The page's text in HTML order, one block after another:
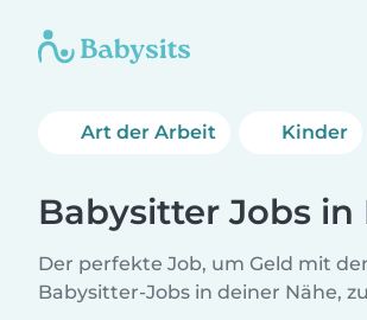
Art der Arbeit Kinder
Babysitter Jobs
Der perfekte Job, um Geld mit
Babysitter-Jobs in deiner Nähe,